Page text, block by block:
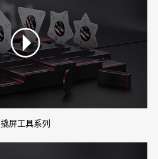
撬屏工具系列